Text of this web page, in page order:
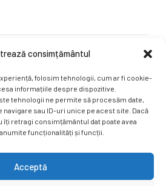
consimțământul
folosim tehnologii, cum ar fi cookie-
informațiile despre dispozitive.
tehnologii ne permite să procesăm date,
sau ID-uri unice pe acest site. Dacă
îți retragi consimțământul dat poate avea
funcționalități și funcții.
Acceptă
sociale.